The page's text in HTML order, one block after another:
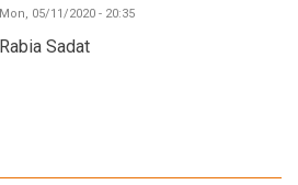
Mon, 05/11/2020 - 20:35
Rabia Sadat